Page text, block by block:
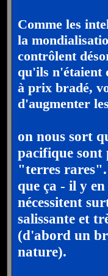
Comme les
la
contrôlent
qu'ils n'étaient
à prix bradé,
d'augmenter
on nous sort
pacifique sont
"terres rares".
que ça - il y
nécessitent
salissante et
(d'abord un
nature).